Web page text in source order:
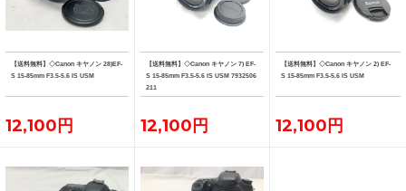
【送料無料】◇Canon キヤノン 28)EF-
S 15-85mm F3.5-5.6 IS USM
12,100円
【送料無料】◇Canon キヤノン 7) EF-
S 15-85mm F3.5-5.6 IS USM 7932506
211
12,100円
【送料無料】◇Canon キヤノン 2) EF-
S 15-85mm F3.5-5.6 IS USM
12,100円